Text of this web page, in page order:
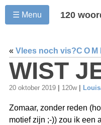
☰ Menu 120
« Vlees noch vis?
WIST
20 oktober 2019 120w
Zomaar, zonder reden
motief zijn ;-)) zou ik een